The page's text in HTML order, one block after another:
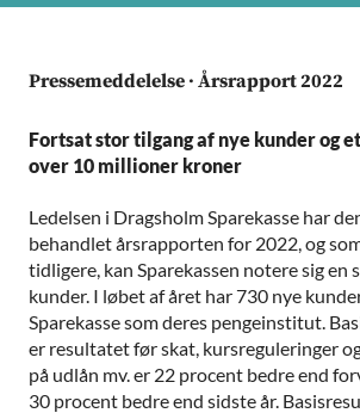
Pressemeddelelse · Årsrapport 2022
Fortsat stor tilgang af nye kunder og
over 10 millioner kroner
Ledelsen i Dragsholm Sparekasse har
behandlet årsrapporten for 2022, og
tidligere, kan Sparekassen notere sig en
kunder. I løbet af året har 730 nye
Sparekasse som deres pengeinstitut.
er resultatet før skat, kursreguleringer
på udlån mv. er 22 procent bedre end
30 procent bedre end sidste år.